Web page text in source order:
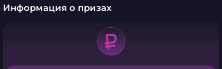
Информация о призах